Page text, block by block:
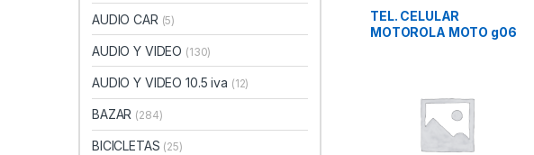
TEL. CELULAR
MOTOROLA MOTO g06
AUDIO CAR (5)
AUDIO Y VIDEO (130)
AUDIO Y VIDEO 10.5 iva (12)
BAZAR (284)
BICICLETAS (25)